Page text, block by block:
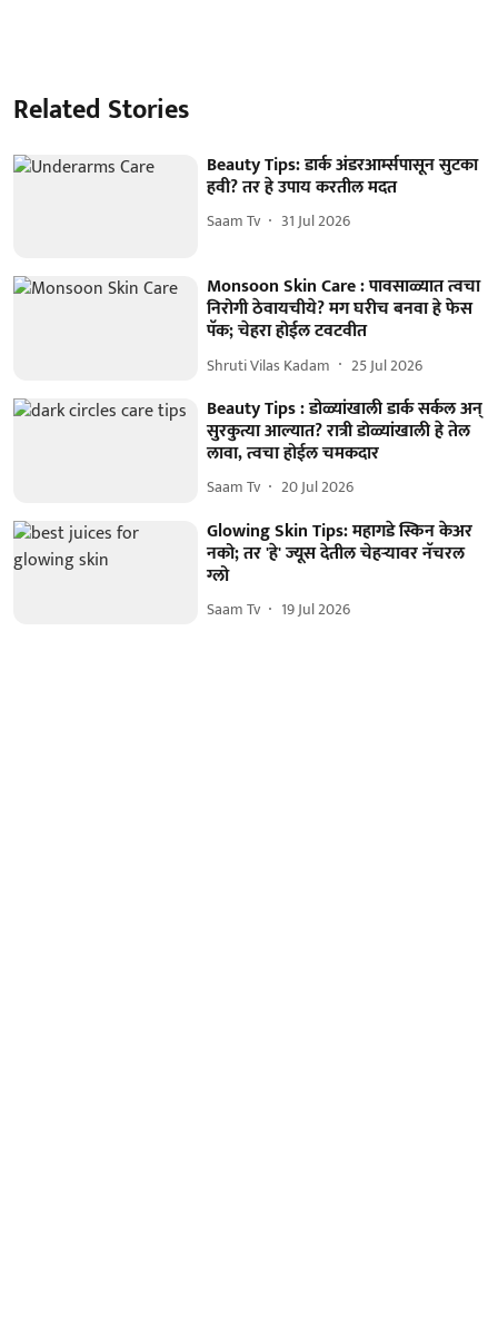
Related Stories
Beauty Tips: डार्क अंडरआर्म्सपासून सुटका
हवी? तर हे उपाय करतील मदत
Saam Tv 31 Jul 2026
Monsoon Skin Care : पावसाळ्यात त्वचा
निरोगी ठेवायचीये? मग घरीच बनवा हे फेस
पॅक; चेहरा होईल टवटवीत
Shruti Vilas Kadam 25 Jul 2026
Beauty Tips : डोळ्यांखाली डार्क सर्कल अन्
सुरकुत्या आल्यात? रात्री डोळ्यांखाली हे तेल
लावा, त्वचा होईल चमकदार
Saam Tv 20 Jul 2026
Glowing Skin Tips: महागडे स्किन केअर
नको; तर 'हे' ज्यूस देतील चेहऱ्यावर नॅचरल
ग्लो
Saam Tv 19 Jul 2026